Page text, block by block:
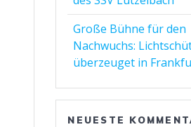
Große Bühne für den
Nachwuchs:
überzeuget in
NEUESTE